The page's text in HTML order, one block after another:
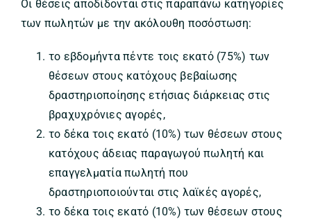
Οι θέσεις αποδίδονται στις παραπάνω κατηγορίες
των πωλητών με την ακόλουθη ποσόστωση:
το εβδομήντα πέντε τοις εκατό (75%) των
θέσεων στους κατόχους βεβαίωσης
δραστηριοποίησης ετήσιας διάρκειας στις
βραχυχρόνιες αγορές,
το δέκα τοις εκατό (10%) των θέσεων στους
κατόχους άδειας παραγωγού πωλητή και
επαγγελματία πωλητή που
δραστηριοποιούνται στις λαϊκές αγορές,
το δέκα τοις εκατό (10%) των θέσεων στους